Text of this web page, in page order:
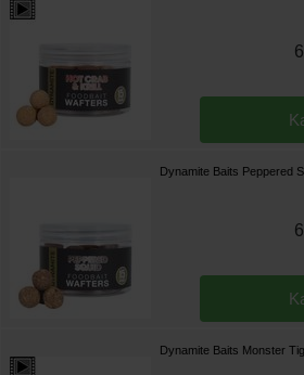
6
Dynamite Baits Peppered
6
Dynamite Baits Monster